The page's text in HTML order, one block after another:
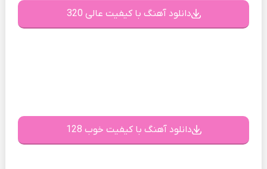
دانلود آهنگ با کیفیت عالی 320
دانلود آهنگ با کیفیت خوب 128